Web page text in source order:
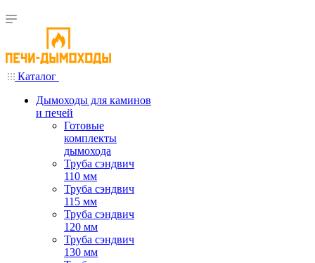
Каталог
Дымоходы для каминов
и печей
Готовые
комплекты
дымохода
Труба сэндвич
110 мм
Труба сэндвич
115 мм
Труба сэндвич
120 мм
Труба сэндвич
130 мм